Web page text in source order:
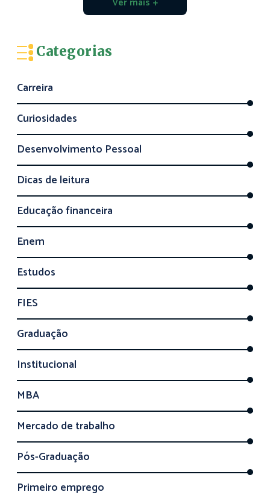
Categorias
Carreira
Curiosidades
Desenvolvimento Pessoal
Dicas de leitura
Educação financeira
Enem
Estudos
FIES
Graduação
Institucional
MBA
Mercado de trabalho
Pós-Graduação
Primeiro emprego